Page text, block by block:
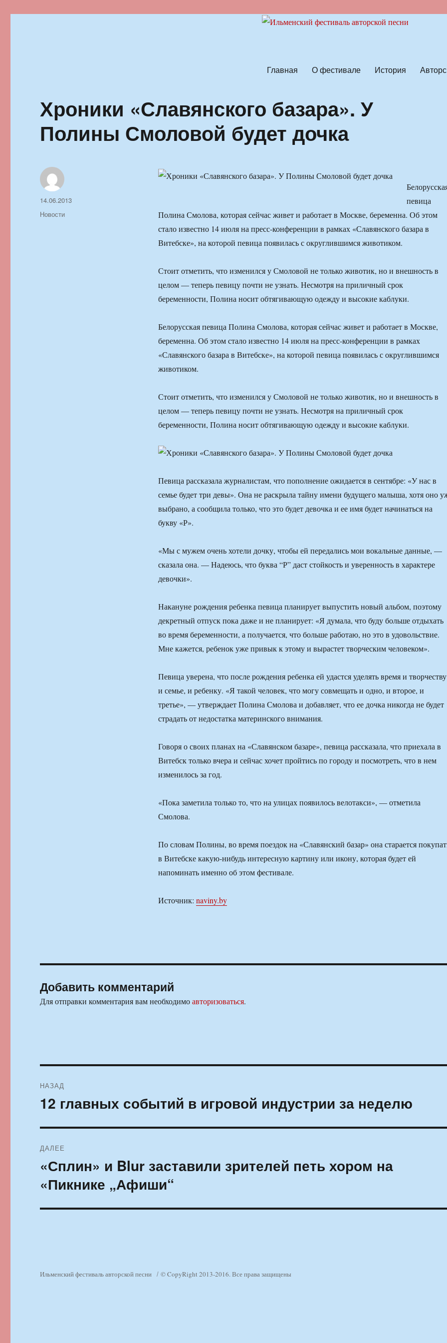
Главная О фестивале История
Хроники «Славянского базара». У
Полины Смоловой будет дочка
певица
Полина Смолова, которая сейчас живет и работает в Москве, беременна. Об этом
стало известно 14 июля на пресс-конференции в рамках «Славянского базара в
Витебске», на которой певица появилась с округлившимся животиком.
Стоит отметить, что изменился у Смоловой не только животик, но и внешность в
целом — теперь певицу почти не узнать. Несмотря на приличный срок
беременности, Полина носит обтягивающую одежду и высокие каблуки.
Белорусская певица Полина Смолова, которая сейчас живет и работает в Москве,
беременна. Об этом стало известно 14 июля на пресс-конференции в рамках
«Славянского базара в Витебске», на которой певица появилась с округлившимся
животиком.
Стоит отметить, что изменился у Смоловой не только животик, но и внешность в
целом — теперь певицу почти не узнать. Несмотря на приличный срок
беременности, Полина носит обтягивающую одежду и высокие каблуки.
Певица рассказала журналистам, что пополнение ожидается в сентябре: «У нас в
семье будет три девы». Она не раскрыла тайну имени будущего малыша, хотя оно
выбрано, а сообщила только, что это будет девочка и ее имя будет начинаться на
букву «Р».
«Мы с мужем очень хотели дочку, чтобы ей передались мои вокальные данные, —
сказала она. — Надеюсь, что буква “Р” даст стойкость и уверенность в характере
девочки».
Накануне рождения ребенка певица планирует выпустить новый альбом, поэтому
декретный отпуск пока даже и не планирует: «Я думала, что буду больше отдыхать
во время беременности, а получается, что больше работаю, но это в удовольствие.
Мне кажется, ребенок уже привык к этому и вырастет творческим человеком».
Певица уверена, что после рождения ребенка ей удастся уделять время и
и семье, и ребенку. «Я такой человек, что могу совмещать и одно, и второе, и
третье», — утверждает Полина Смолова и добавляет, что ее дочка никогда не будет
страдать от недостатка материнского внимания.
Говоря о своих планах на «Славянском базаре», певица рассказала, что приехала в
Витебск только вчера и сейчас хочет пройтись по городу и посмотреть, что в нем
изменилось за год.
«Пока заметила только то, что на улицах появилось велотакси», — отметила
Смолова.
По словам Полины, во время поездок на «Славянский базар» она старается
в Витебске какую-нибудь интересную картину или икону, которая будет ей
напоминать именно об этом фестивале.
Источник: naviny.by
Автор
Опубликовано
14.06.2013
Рубрики
Новости
Добавить комментарий
Для отправки комментария вам необходимоавторизоваться.
по
НАЗАД
Предыдущая
12 главных событий в игровой индустрии за неделю
ДАЛЕЕ
Следующая
«Сплин» и Blur заставили зрителей петь хором на
«Пикнике „Афиши“
Ильменский фестиваль авторской песни © CopyRight 2013-2016. Все права защищены